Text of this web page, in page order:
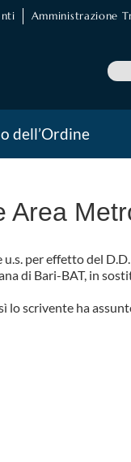
Amministrazione
dell’Ordine
Area
u.s. per effetto del
di Bari-BAT, in
scrivente ha